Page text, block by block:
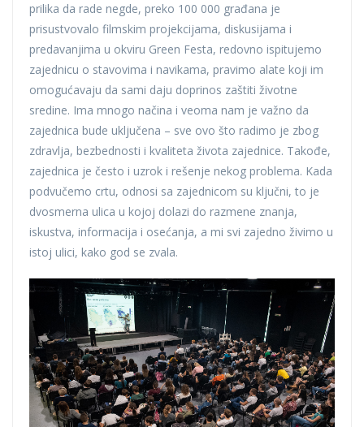
prilika da rade negde, preko 100 000 građana je
prisustvovalo filmskim projekcijama, diskusijama i
predavanjima u okviru Green Festa, redovno ispitujemo
zajednicu o stavovima i navikama, pravimo alate koji im
omogućavaju da sami daju doprinos zaštiti životne
sredine. Ima mnogo načina i veoma nam je važno da
zajednica bude uključena – sve ovo što radimo je zbog
zdravlja, bezbednosti i kvaliteta života zajednice. Takođe,
zajednica je često i uzrok i rešenje nekog problema. Kada
podvučemo crtu, odnosi sa zajednicom su ključni, to je
dvosmerna ulica u kojoj dolazi do razmene znanja,
iskustva, informacija i osećanja, a mi svi zajedno živimo u
istoj ulici, kako god se zvala.